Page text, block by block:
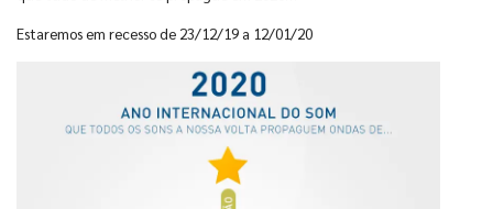
Estaremos em recesso de 23/12/19 a 12/01/20